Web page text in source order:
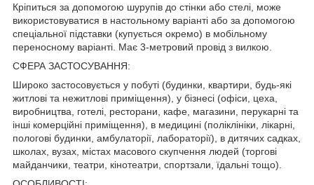
Кріпиться за допомогою шурупів до стінки або стелі, може
використовуватися в настольному варіанті або за допомогою
спеціальної підставки (купується окремо) в мобільному
переносному варіанті. Має 3-метровий провід з вилкою.
СФЕРА ЗАСТОСУВАННЯ:
Широко застосовується у побуті (будинки, квартири, будь-які
житлові та нежитлові приміщення), у бізнесі (офіси, цеха,
виробництва, готелі, ресторани, кафе, магазини, перукарні та
інші комерційні приміщення), в медицині (поліклініки, лікарні,
пологові будинки, амбулаторії, лабораторії), в дитячих садках,
школах, вузах, містах масового скупчення людей (торгові
майданчики, театри, кінотеатри, спортзали, їдальні тощо).